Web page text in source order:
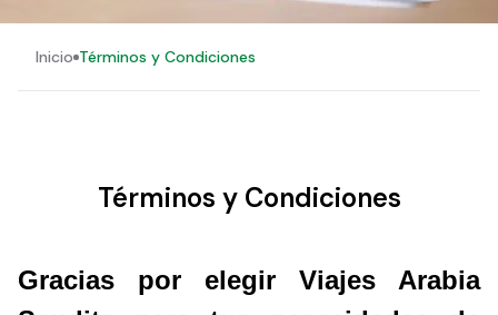
Inicio Términos y Condiciones
Términos y Condiciones
Gracias por elegir Viajes Arabia